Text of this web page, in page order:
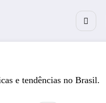
e tendências no Brasil.